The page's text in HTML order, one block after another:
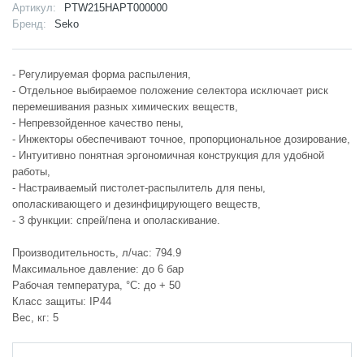
Артикул:
PTW215HAPT000000
Бренд:
Seko
- Регулируемая форма распыления,
- Отдельное выбираемое положение селектора исключает риск
перемешивания разных химических веществ,
- Непревзойденное качество пены,
- Инжекторы обеспечивают точное, пропорциональное дозирование,
- Интуитивно понятная эргономичная конструкция для удобной
работы,
- Настраиваемый пистолет-распылитель для пены,
ополаскивающего и дезинфицирующего веществ,
- 3 функции: спрей/пена и ополаскивание.
Производительность, л/час: 794.9
Максимальное давление: до 6 бар
Рабочая температура, °С: до + 50
Класс защиты: IP44
Вес, кг: 5